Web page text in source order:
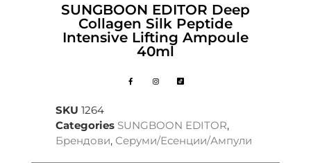
SUNGBOON EDITOR Deep
Collagen Silk Peptide
Intensive Lifting Ampoule
40ml
SKU 1264
Categories SUNGBOON EDITOR,
Брендови, Серуми/Есенции/Ампули